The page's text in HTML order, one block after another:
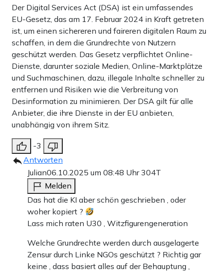
Der Digital Services Act (DSA) ist ein umfassendes
EU-Gesetz, das am 17. Februar 2024 in Kraft getreten
ist, um einen sichereren und faireren digitalen Raum zu
schaffen, in dem die Grundrechte von Nutzern
geschützt werden. Das Gesetz verpflichtet Online-
Dienste, darunter soziale Medien, Online-Marktplätze
und Suchmaschinen, dazu, illegale Inhalte schneller zu
entfernen und Risiken wie die Verbreitung von
Desinformation zu minimieren. Der DSA gilt für alle
Anbieter, die ihre Dienste in der EU anbieten,
unabhängig von ihrem Sitz.
-3
Antworten
Julian06.10.2025 um 08:48 Uhr304T
Melden
Das hat die KI aber schön geschrieben , oder
woher kopiert ?
Lass mich raten U30 , Witzfigurengeneration
Welche Grundrechte werden durch ausgelagerte
Zensur durch Linke NGOs geschützt ? Richtig gar
keine , dass basiert alles auf der Behauptung ,